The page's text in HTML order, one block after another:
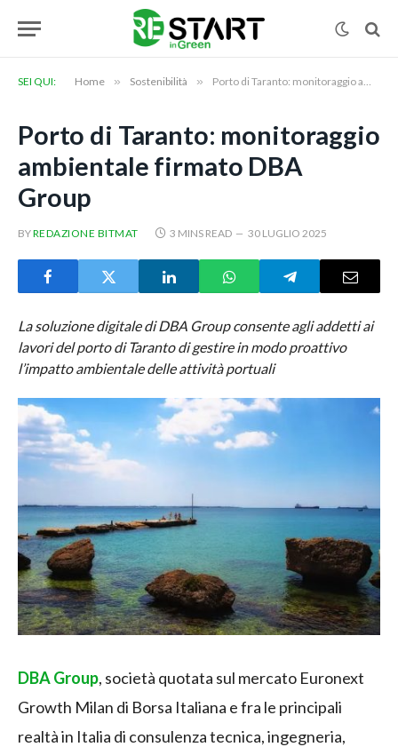
SEI QUI: Home » Sostenibilità » Porto di Taranto: monitoraggio ambientale firmato DBA Group
Porto di Taranto: monitoraggio
ambientale firmato DBA
Group
BYREDAZIONE BITMAT 3 MINS READ 30 LUGLIO 2025
La soluzione digitale di DBA Group consente agli addetti ai
lavori del porto di Taranto di gestire in modo proattivo
l’impatto ambientale delle attività portuali
DBA Group, società quotata sul mercato Euronext
Growth Milan di Borsa Italiana e fra le principali
realtà in Italia di consulenza tecnica, ingegneria,